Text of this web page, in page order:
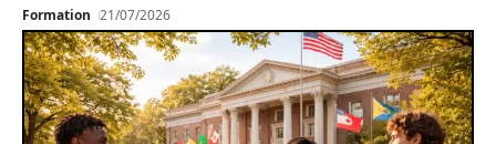
Formation 21/07/2026